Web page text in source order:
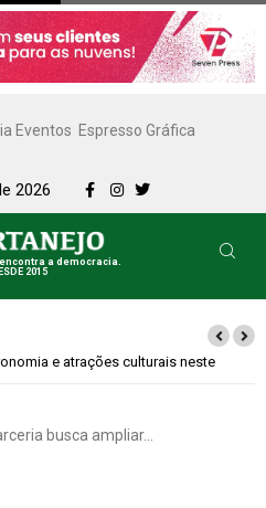
Eventos Espresso Gráfica
2026
a democracia.
2015
em um suspense imprevisível
busca ampliar…